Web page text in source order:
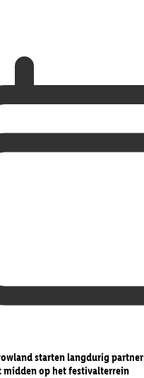
starten langdurig
op het festivalterrein